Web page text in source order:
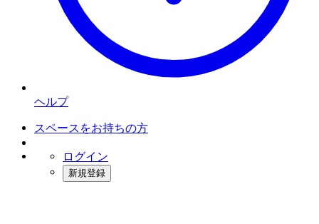
ヘルプ
スペースをお持ちの方
ログイン
新規登録